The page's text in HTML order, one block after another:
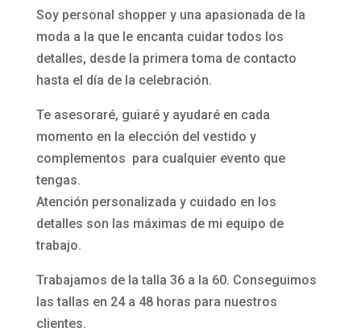
Soy personal shopper y una apasionada de la
moda a la que le encanta cuidar todos los
detalles, desde la primera toma de contacto
hasta el día de la celebración.
Te asesoraré, guiaré y ayudaré en cada
momento en la elección del vestido y
complementos para cualquier evento que
tengas.
Atención personalizada y cuidado en los
detalles son las máximas de mi equipo de
trabajo.
Trabajamos de la talla 36 a la 60. Conseguimos
las tallas en 24 a 48 horas para nuestros
clientes.